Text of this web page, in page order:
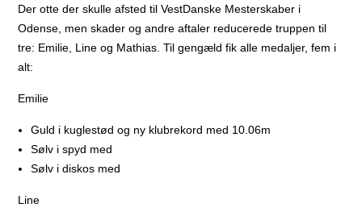
Der otte der skulle afsted til VestDanske Mesterskaber i
Odense, men skader og andre aftaler reducerede truppen til
tre: Emilie, Line og Mathias. Til gengæld fik alle medaljer, fem i
alt:
Emilie
Guld i kuglestød og ny klubrekord med 10.06m
Sølv i spyd med
Sølv i diskos med
Line